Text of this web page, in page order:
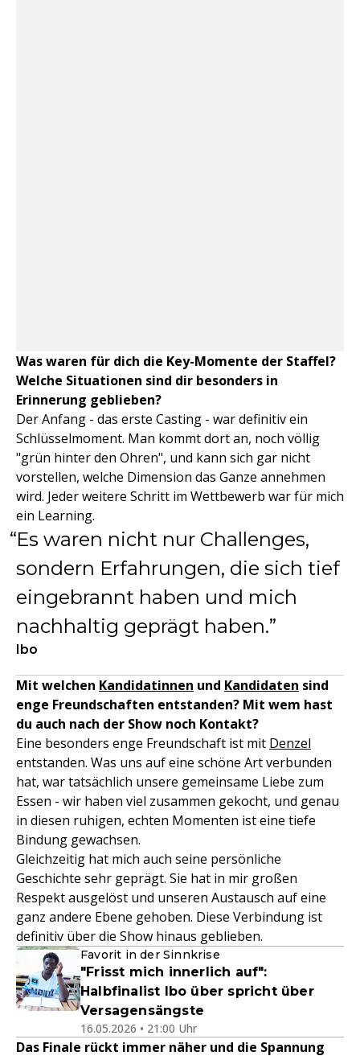
Was waren für dich die Key-Momente der Staffel?
Welche Situationen sind dir besonders in
Erinnerung geblieben?
Der Anfang - das erste Casting - war definitiv ein
Schlüsselmoment. Man kommt dort an, noch völlig
"grün hinter den Ohren", und kann sich gar nicht
vorstellen, welche Dimension das Ganze annehmen
wird. Jeder weitere Schritt im Wettbewerb war für mich
ein Learning.
Es waren nicht nur Challenges,
sondern Erfahrungen, die sich tief
eingebrannt haben und mich
nachhaltig geprägt haben.
Ibo
Mit welchen Kandidatinnen und Kandidaten sind
enge Freundschaften entstanden? Mit wem hast
du auch nach der Show noch Kontakt?
Eine besonders enge Freundschaft ist mit Denzel
entstanden. Was uns auf eine schöne Art verbunden
hat, war tatsächlich unsere gemeinsame Liebe zum
Essen - wir haben viel zusammen gekocht, und genau
in diesen ruhigen, echten Momenten ist eine tiefe
Bindung gewachsen.
Gleichzeitig hat mich auch seine persönliche
Geschichte sehr geprägt. Sie hat in mir großen
Respekt ausgelöst und unseren Austausch auf eine
ganz andere Ebene gehoben. Diese Verbindung ist
definitiv über die Show hinaus geblieben.
Favorit in der Sinnkrise
"Frisst mich innerlich auf":
Halbfinalist Ibo über spricht über
Versagensängste
16.05.2026 • 21:00 Uhr
Das Finale rückt immer näher und die Spannung